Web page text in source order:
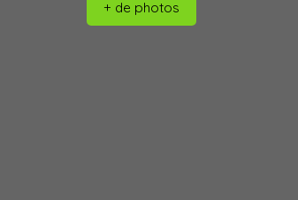
+ de photos